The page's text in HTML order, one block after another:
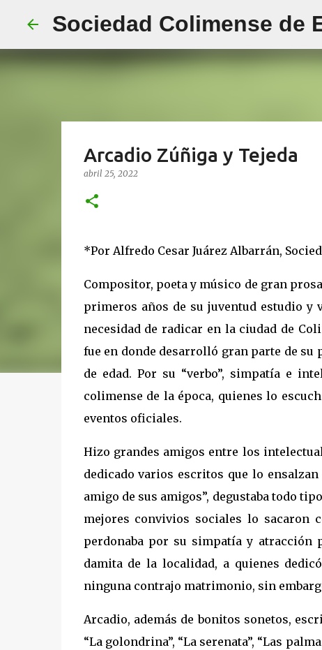
Sociedad Colimense de
Arcadio Zúñiga y Tejeda
abril 25, 2022
*Por Alfredo Cesar Juárez Albarrán,
Compositor, poeta y músico de gran
primeros años de su juventud estudio y
necesidad de radicar en la ciudad de
fue en donde desarrolló gran parte de su
de edad. Por su “verbo”, simpatía e
colimense de la época, quienes lo
eventos oficiales.
Hizo grandes amigos entre los
dedicado varios escritos que lo
amigo de sus amigos”, degustaba todo
mejores convivios sociales lo sacaron
perdonaba por su simpatía y atracción
damita de la localidad, a quienes
ninguna contrajo matrimonio, sin
Arcadio, además de bonitos sonetos,
“La golondrina”, “La serenata”, “Las